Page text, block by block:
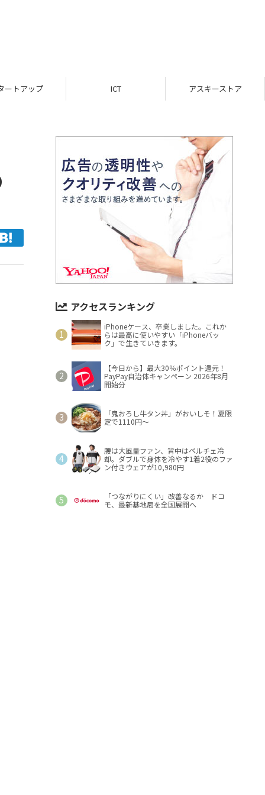
ICT アスキーストア インフォメーション
アクセスランキング
iPhoneケース、卒業しました。これか
らは最高に使いやすい「iPhoneバッ
ク」で生きていきます。
【今日から】最大30％ポイント還元！
PayPay自治体キャンペーン 2026年8月
開始分
「鬼おろし牛タン丼」がおいしそ！夏限
定で1110円～
腰は大風量ファン、背中はペルチェ冷
却。ダブルで身体を冷やす1着2役のファ
ン付きウェアが10,980円
「つながりにくい」改善なるか ドコ
モ、最新基地局を全国展開へ